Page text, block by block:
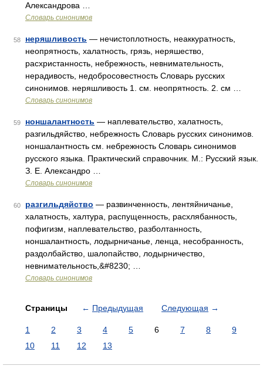
Александрова …
Словарь синонимов
58 неряшливость — нечистоплотность, неаккуратность,
неопрятность, халатность, грязь, неряшество,
расхристанность, небрежность, невнимательность,
нерадивость, недобросовестность Словарь русских
синонимов. неряшливость 1. см. неопрятность. 2. см …
Словарь синонимов
59 ноншалантность — наплевательство, халатность,
разгильдяйство, небрежность Словарь русских синонимов.
ноншалантность см. небрежность Словарь синонимов
русского языка. Практический справочник. М.: Русский язык.
З. Е. Александро …
Словарь синонимов
60 разгильдяйство — развинченность, лентяйничанье,
халатность, халтура, распущенность, расхлябанность,
пофигизм, наплевательство, разболтанность,
ноншалантность, лодырничанье, ленца, несобранность,
раздолбайство, шалопайство, лодырничество,
невнимательность,&#8230; …
Словарь синонимов
Страницы ← Предыдущая Следующая →
1 2 3 4 5 6 7 8
9
10
11 12 13